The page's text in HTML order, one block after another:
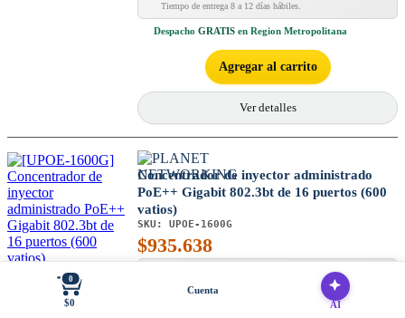
Tiempo de entrega 8 a 12 días hábiles.
Despacho GRATIS en Region Metropolitana
Agregar al carrito
Ver detalles
Concentrador de inyector administrado
PoE++ Gigabit 802.3bt de 16 puertos (600
vatios)
SKU: UPOE-1600G
$935.638
PRODUCTO SIN STOCK, SE IMPORTA A PEDIDO.
Tiempo de entrega 8 a 12 días hábiles.
0
$0
Cuenta
AI